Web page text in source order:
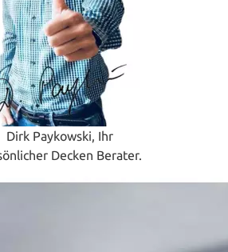
Dirk Paykowski, Ihr
Decken Berater.